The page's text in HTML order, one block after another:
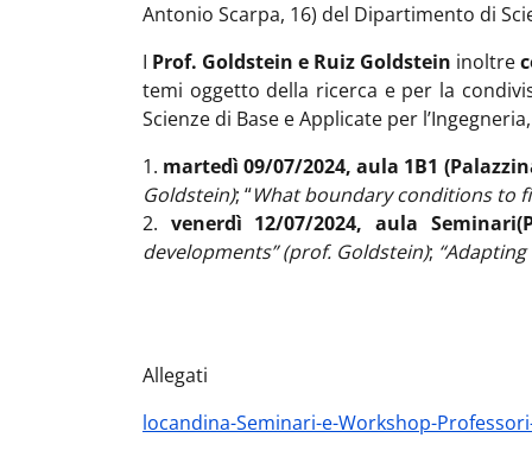
Antonio Scarpa, 16) del Dipartimento di
I Prof. Goldstein e Ruiz Goldstein inoltre
temi oggetto della ricerca e per la
Scienze di Base e Applicate per
1. martedì 09/07/2024, aula 1B1
Goldstein); “What boundary conditions to
2. venerdì 12/07/2024, aula Seminari
developments” (prof. Goldstein);
Allegati
locandina-Seminari-e-Workshop-